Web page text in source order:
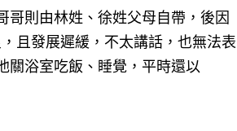
哥則由林姓、徐姓父母自帶，後因
且發展遲緩，不太講話，也無法表
關浴室吃飯、睡覺，平時還以